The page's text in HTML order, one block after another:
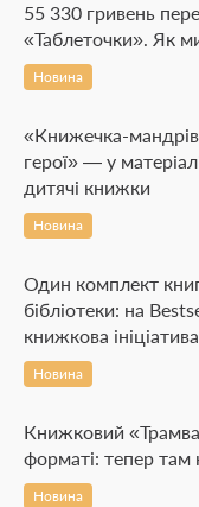
55 330 гривень
«Таблеточки». Як
Новина
«Книжечка-
герої» — у
дитячі книжки
Новина
Один комплект
бібліотеки: на
книжкова ініціатива
Новина
Книжковий
форматі: тепер
Новина